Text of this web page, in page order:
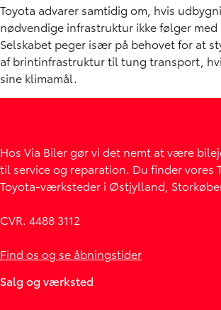
Toyota advarer samtidig om, hvis
nødvendige infrastruktur ikke følger
Selskabet peger især på behovet for at
af brintinfrastruktur til tung transport,
sine klimamål.
Hos Via Biler gør vi det nemt at være
til service og reparation. Du finder vores
Toyota-værksteder i Østjylland,
CVR. 4488 3112
Find os og se åbningstider
Salg og værksted